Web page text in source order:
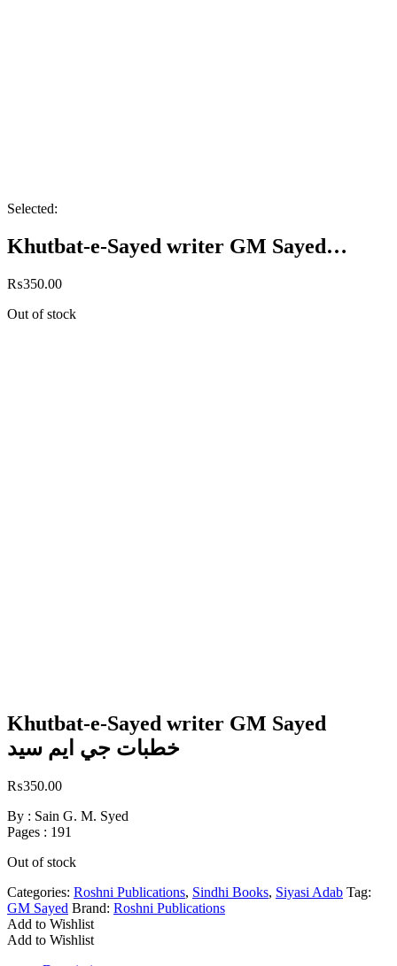
Selected:
Khutbat-e-Sayed writer GM Sayed…
₨350.00
Out of stock
Khutbat-e-Sayed writer GM Sayed
خطبات جي ايم سيد
₨350.00
By : Sain G. M. Syed
Pages : 191
Out of stock
Categories: Roshni Publications, Sindhi Books, Siyasi Adab Tag:
GM Sayed Brand: Roshni Publications
Add to Wishlist
Add to Wishlist